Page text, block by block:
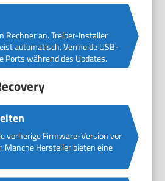
Rechner an. Treiber-Installer
automatisch. Vermeide USB-
Ports während des Updates.
vorherige Firmware-Version vor
Manche Hersteller bieten eine